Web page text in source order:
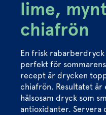
Dressing
Vinägrett
Fixa
lime,
chiafrön
En frisk
perfekt för
recept är drycken
chiafrön. Resultatet är
hälsosam dryck som
antioxidanter. Servera